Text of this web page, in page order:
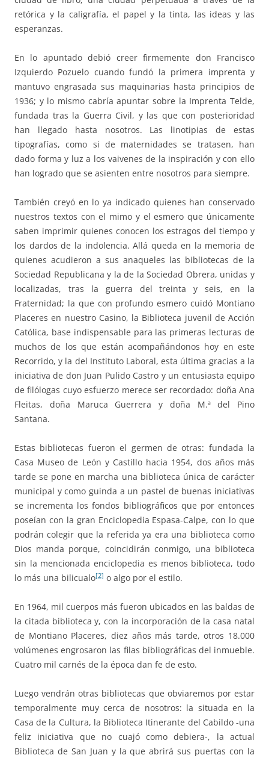
retórica y la caligrafía, el papel y la tinta, las ideas y las
esperanzas.
En lo apuntado debió creer firmemente don Francisco
Izquierdo Pozuelo cuando fundó la primera imprenta y
mantuvo engrasada sus maquinarias hasta principios de
1936; y lo mismo cabría apuntar sobre la Imprenta Telde,
fundada tras la Guerra Civil, y las que con posterioridad
han llegado hasta nosotros. Las linotipias de estas
tipografías, como si de maternidades se tratasen, han
dado forma y luz a los vaivenes de la inspiración y con ello
han logrado que se asienten entre nosotros para siempre.
También creyó en lo ya indicado quienes han conservado
nuestros textos con el mimo y el esmero que únicamente
saben imprimir quienes conocen los estragos del tiempo y
los dardos de la indolencia. Allá queda en la memoria de
quienes acudieron a sus anaqueles las bibliotecas de la
Sociedad Republicana y la de la Sociedad Obrera, unidas y
localizadas, tras la guerra del treinta y seis, en la
Fraternidad; la que con profundo esmero cuidó Montiano
Placeres en nuestro Casino, la Biblioteca juvenil de Acción
Católica, base indispensable para las primeras lecturas de
muchos de los que están acompañándonos hoy en este
Recorrido, y la del Instituto Laboral, esta última gracias a la
iniciativa de don Juan Pulido Castro y un entusiasta equipo
de filólogas cuyo esfuerzo merece ser recordado: doña Ana
Fleitas, doña Maruca Guerrera y doña M.ª del Pino
Santana.
Estas bibliotecas fueron el germen de otras: fundada la
Casa Museo de León y Castillo hacia 1954, dos años más
tarde se pone en marcha una biblioteca única de carácter
municipal y como guinda a un pastel de buenas iniciativas
se incrementa los fondos bibliográficos que por entonces
poseían con la gran Enciclopedia Espasa-Calpe, con lo que
podrán colegir que la referida ya era una biblioteca como
Dios manda porque, coincidirán conmigo, una biblioteca
sin la mencionada enciclopedia es menos biblioteca, todo
lo más una bilicualo[2] o algo por el estilo.
En 1964, mil cuerpos más fueron ubicados en las baldas de
la citada biblioteca y, con la incorporación de la casa natal
de Montiano Placeres, diez años más tarde, otros 18.000
volúmenes engrosaron las filas bibliográficas del inmueble.
Cuatro mil carnés de la época dan fe de esto.
Luego vendrán otras bibliotecas que obviaremos por estar
temporalmente muy cerca de nosotros: la situada en la
Casa de la Cultura, la Biblioteca Itinerante del Cabildo -una
feliz iniciativa que no cuajó como debiera-, la actual
Biblioteca de San Juan y la que abrirá sus puertas con la